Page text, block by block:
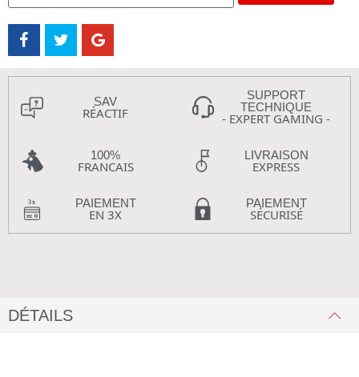
SAV
RÉACTIF
SUPPORT
TECHNIQUE
- EXPERT GAMING -
100%
FRANCAIS
LIVRAISON
EXPRESS
PAIEMENT
EN 3X
PAIEMENT
SÉCURISÉ
DÉTAILS